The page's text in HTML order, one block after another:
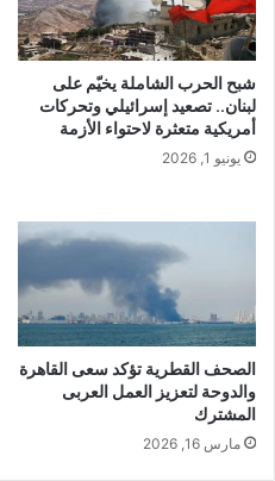
شبح الحرب الشاملة يخيّم على
لبنان.. تصعيد إسرائيلي وتحركات
أمريكية متعثرة لاحتواء الأزمة
يونيو 1, 2026
الصحف القطرية تؤكد سعى القاهرة
والدوحة لتعزيز العمل العربى
المشترك
مارس 16, 2026